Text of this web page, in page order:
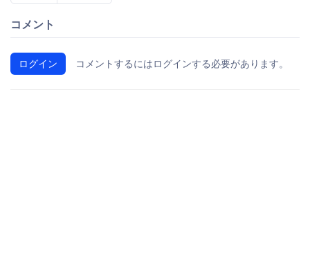
コメント
ログイン コメントするにはログインする必要があります。